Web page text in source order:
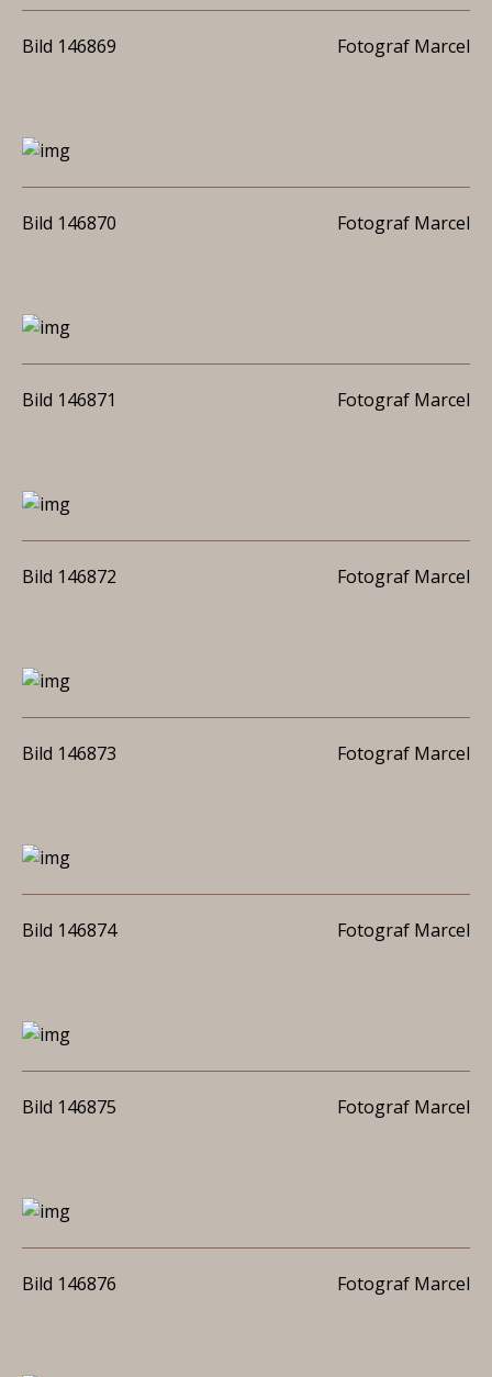
Bild 146869 Fotograf Marcel
Bild 146870 Fotograf Marcel
Bild 146871 Fotograf Marcel
Bild 146872 Fotograf Marcel
Bild 146873 Fotograf Marcel
Bild 146874 Fotograf Marcel
Bild 146875 Fotograf Marcel
Bild 146876 Fotograf Marcel